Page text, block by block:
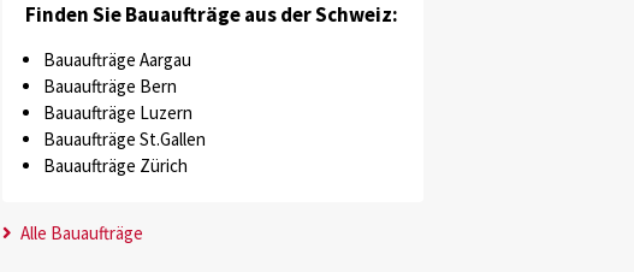
Finden Sie Bauaufträge aus der Schweiz:
Bauaufträge Aargau
Bauaufträge Bern
Bauaufträge Luzern
Bauaufträge St.Gallen
Bauaufträge Zürich
Alle Bauaufträge